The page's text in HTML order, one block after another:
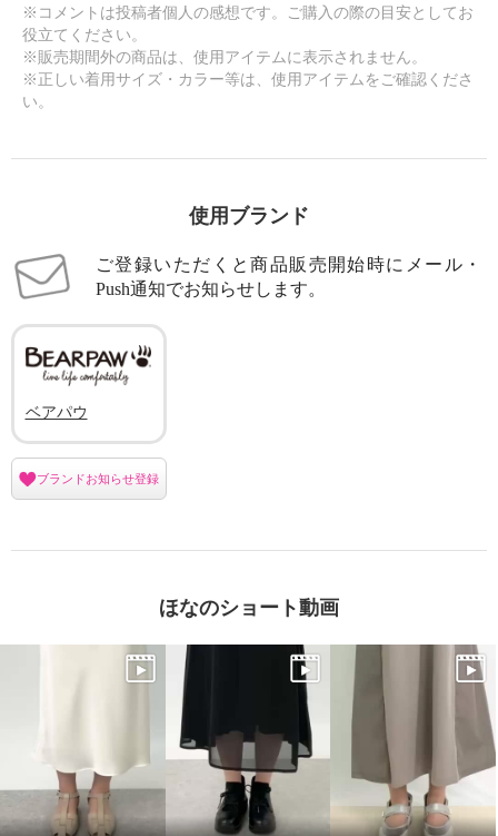
※コメントは投稿者個人の感想です。ご購入の際の目安としてお
役立てください。
※販売期間外の商品は、使用アイテムに表示されません。
※正しい着用サイズ・カラー等は、使用アイテムをご確認くださ
い。
使用ブランド
ご登録いただくと商品販売開始時にメール・
Push通知でお知らせします。
ベアパウ
ブランドお知らせ登録
ほなのショート動画